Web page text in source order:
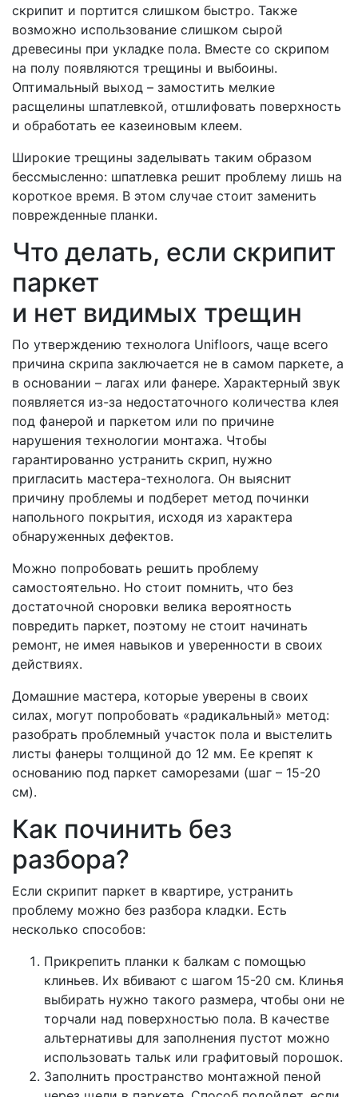
скрипит и портится слишком быстро. Также
возможно использование слишком сырой
древесины при укладке пола. Вместе со скрипом
на полу появляются трещины и выбоины.
Оптимальный выход – замостить мелкие
расщелины шпатлевкой, отшлифовать поверхность
и обработать ее казеиновым клеем.
Широкие трещины заделывать таким образом
бессмысленно: шпатлевка решит проблему лишь на
короткое время. В этом случае стоит заменить
поврежденные планки.
Что делать, если скрипит
паркет
и нет видимых трещин
По утверждению технолога Unifloors, чаще всего
причина скрипа заключается не в самом паркете, а
в основании – лагах или фанере. Характерный звук
появляется из-за недостаточного количества клея
под фанерой и паркетом или по причине
нарушения технологии монтажа. Чтобы
гарантированно устранить скрип, нужно
пригласить мастера-технолога. Он выяснит
причину проблемы и подберет метод починки
напольного покрытия, исходя из характера
обнаруженных дефектов.
Можно попробовать решить проблему
самостоятельно. Но стоит помнить, что без
достаточной сноровки велика вероятность
повредить паркет, поэтому не стоит начинать
ремонт, не имея навыков и уверенности в своих
действиях.
Домашние мастера, которые уверены в своих
силах, могут попробовать «радикальный» метод:
разобрать проблемный участок пола и выстелить
листы фанеры толщиной до 12 мм. Ее крепят к
основанию под паркет саморезами (шаг – 15-20
см).
Как починить без
разбора?
Если скрипит паркет в квартире, устранить
проблему можно без разбора кладки. Есть
несколько способов:
Прикрепить планки к балкам с помощью
клиньев. Их вбивают с шагом 15-20 см. Клинья
выбирать нужно такого размера, чтобы они не
торчали над поверхностью пола. В качестве
альтернативы для заполнения пустот можно
использовать тальк или графитовый порошок.
Заполнить пространство монтажной пеной